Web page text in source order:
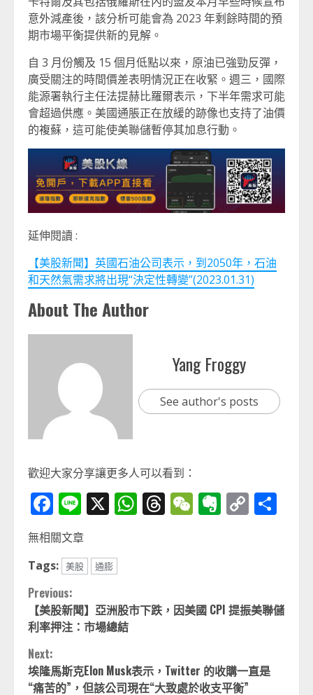
意外減產後，該分析可能會為 2023 年剩餘時間的預
期市場平衡提供新的見解。
自 3 月份觸及 15 個月低點以來，原油已強勁反彈，
廣受關注的時間價差表明情況正在收緊。週三，國際
能源署執行主任法提赫比羅爾表示，下半年需求可能
會超過供應。美國通脹正在放緩的跡像也支持了油價
的複蘇，這可能使美聯儲暫停其加息行動。
延伸閱讀 :
【美股新聞】英國石油公司表示，到2050年，石油
和天然氣需求將出現“決定性轉變”(2023.01.31)
About The Author
Yang Froggy
See author's posts
歡迎大家分享讓更多人可以看到：
Facebook
Line
X WhatsApp
Threads
WeChat
Evernote
Copy
無相關文章
Tags: 美股 通膨
Continue
Reading
Previous:
【美股新聞】亞洲股市下跌，因美國 CPI 提振美聯儲
利率押注：市場總結
Next:
埃隆馬斯克Elon Musk表示，Twitter 的收購一直是
“痛苦的”，但該公司現在“大致處於收支平衡”